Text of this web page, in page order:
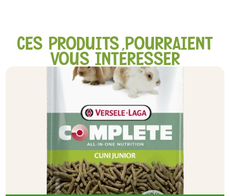
CES PRODUITS POURRAIENT
VOUS INTÉRESSER